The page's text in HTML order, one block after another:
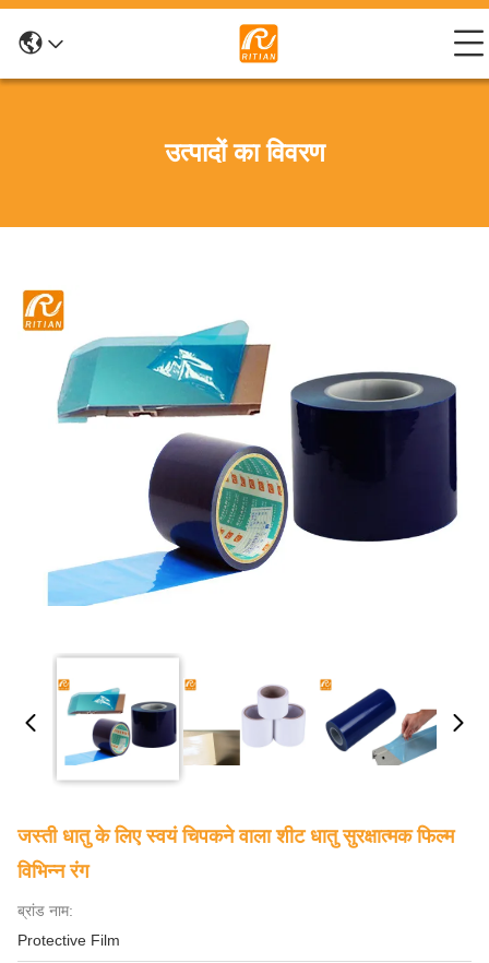
उत्पादों का विवरण
जस्ती धातु के लिए स्वयं चिपकने वाला शीट धातु सुरक्षात्मक फिल्म
विभिन्न रंग
ब्रांड नाम:
Protective Film